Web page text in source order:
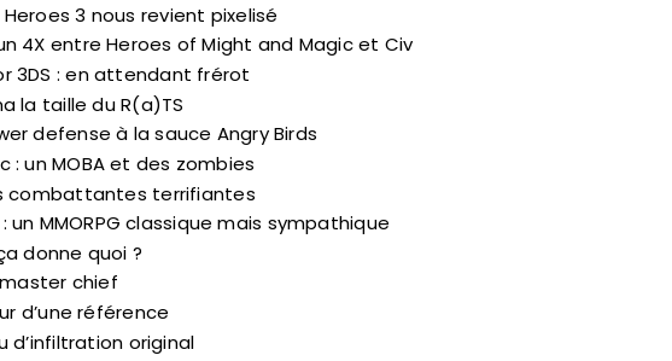
3 nous revient pixelisé
4X entre Heroes of Might and Magic et Civ
3DS : en attendant frérot
la taille du R(a)TS
defense à la sauce Angry Birds
: un MOBA et des zombies
combattantes terrifiantes
un MMORPG classique mais sympathique
donne quoi ?
chief
d’une référence
d’infiltration original